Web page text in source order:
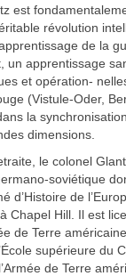
est
révolution
de la
apprentissage
et opération-
(Vistule-Oder,
la
dimensions.
le colonel
soviétique
d’Histoire de
Chapel Hill. Il est
de Terre
supérieure
de Terre